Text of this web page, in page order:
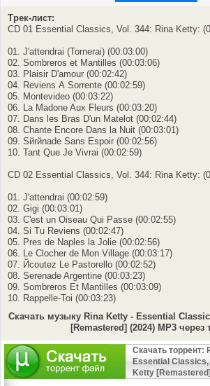
Трек-лист:
CD 01 Essential Classics, Vol. 344: Rina Ketty:
01. J'attendrai (Tornerai) (00:03:00)
02. Sombreros et Mantilles (00:03:06)
03. Plaisir D'amour (00:02:42)
04. Reviens А Sorrente (00:02:59)
05. Montevideo (00:03:22)
06. La Madone Aux Fleurs (00:03:20)
07. Dans les Bras D'un Matelot (00:02:44)
08. Chante Encore Dans la Nuit (00:03:01)
09. Sйrйnade Sans Espoir (00:02:56)
10. Tant Que Je Vivrai (00:02:59)
CD 02 Essential Classics, Vol. 344: Rina Ketty:
01. J'attendrai (00:02:59)
02. Gigi (00:03:01)
03. C'est un Oiseau Qui Passe (00:02:55)
04. Si Tu Reviens (00:02:47)
05. Pres de Naples la Jolie (00:02:56)
06. Le Clocher de Mon Village (00:03:17)
07. Йcoutez Le Pastorello (00:02:52)
08. Serenade Argentine (00:03:23)
09. Sombreros Et Mantilles (00:03:09)
10. Rappelle-Toi (00:03:23)
Скачать музыку Rina Ketty - Essential
[Remastered] (2024) MP3 через
Скачать торрент:
Essential Classics,
Ketty